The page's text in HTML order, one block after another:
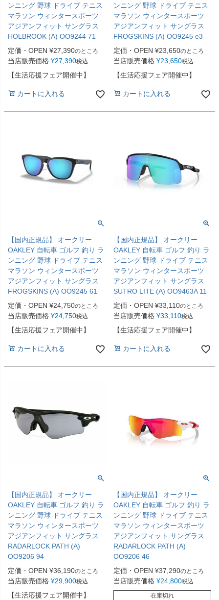
ンニング 野球 ドライブ テニス
マラソン ウィンタースポーツ
アジアンフィット サングラス
HOLBROOK (A) OO9244 71
定価・OPEN ¥27,390のところ
当店販売価格 ¥27,390税込
【生活応援フェア開催中】
カートに入れる
ンニング 野球 ドライブ テニス
マラソン ウィンタースポーツ
アジアンフィット サングラス
FROGSKINS (A) OO9245 e3
定価・OPEN ¥23,650のところ
当店販売価格 ¥23,650税込
【生活応援フェア開催中】
カートに入れる
【国内正規品】 オークリー
OAKLEY 自転車 ゴルフ 釣り ラ
ンニング 野球 ドライブ テニス
マラソン ウィンタースポーツ
アジアンフィット サングラス
FROGSKINS (A) OO9245 61
定価・OPEN ¥24,750のところ
当店販売価格 ¥24,750税込
【生活応援フェア開催中】
カートに入れる
【国内正規品】 オークリー
OAKLEY 自転車 ゴルフ 釣り ラ
ンニング 野球 ドライブ テニス
マラソン ウィンタースポーツ
アジアンフィット サングラス
SUTRO LITE (A) OO9463A 11
定価・OPEN ¥33,110のところ
当店販売価格 ¥33,110税込
【生活応援フェア開催中】
カートに入れる
【国内正規品】 オークリー
OAKLEY 自転車 ゴルフ 釣り ラ
ンニング 野球 ドライブ テニス
マラソン ウィンタースポーツ
アジアンフィット サングラス
RADARLOCK PATH (A)
OO9206 94
定価・OPEN ¥36,190のところ
当店販売価格 ¥29,900税込
【生活応援フェア開催中】
【国内正規品】 オークリー
OAKLEY 自転車 ゴルフ 釣り ラ
ンニング 野球 ドライブ テニス
マラソン ウィンタースポーツ
アジアンフィット サングラス
RADARLOCK PATH (A)
OO9206 46
定価・OPEN ¥37,290のところ
当店販売価格 ¥24,800税込
在庫切れ